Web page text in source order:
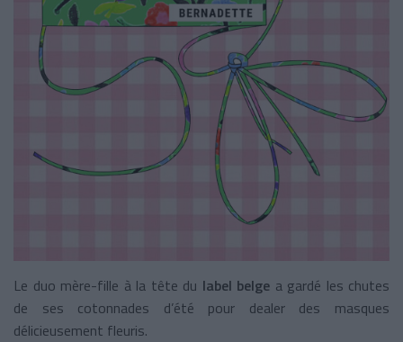
Le duo mère-fille à la tête du label belge a gardé les chutes
de ses cotonnades d’été pour dealer des masques
délicieusement fleuris.